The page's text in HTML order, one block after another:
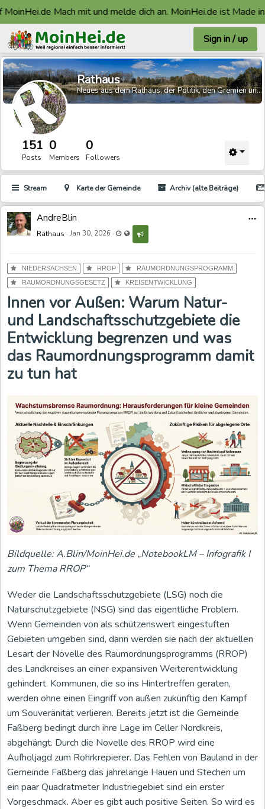
Mach mit und melde dich an. MoinHei.de ist Made in
Sign in / up
Rathaus
Neues aus dem Rathaus, der Politik, den Gremien und der Region
151
Posts
0
Members
0
Followers
Stream Karte der Gemeinde Archiv (alte Beiträge)
AndreBlin
Rathaus · Jan 30, 2026 · Last updated Jan 31, 2026 - 6:47 AM
Visible also to unregistered users
NIEDERSACHSEN RROP
RAUMORDNUNGSPROGRAMM
RAUMORDNUNGSGESETZ
KREISENTWICKLUNG
Innen vor Außen: Warum Natur-
und Landschaftsschutzgebiete die
Entwicklung begrenzen und was
das Raumordnungsprogramm damit
zu tun hat
Bildquelle: A.Blin/MoinHei.de „NotebookLM – Infografik I
zum Thema RROP“
Weder die Landschaftsschutzgebiete (LSG) noch die
Naturschutzgebiete (NSG) sind das eigentliche Problem.
Wenn Gemeinden von als schützenswert eingestuften
Gebieten umgeben sind, dann werden sie nach der aktuellen
Lesart der Novelle des Raumordnungsprogramms (RROP)
des Landkreises an einer expansiven Weiterentwicklung
gehindert. Kommunen, die so ins Hintertreffen geraten,
werden ohne einen Eingriff von außen zukünftig den Kampf
um Souveränität verlieren. Bereits jetzt ist die Gemeinde
Faßberg bedingt durch ihre Lage im Celler Nordkreis,
abgehängt. Durch die Novelle des RROP wird eine
Aufholjagd zum Rohrkrepierer. Das Fehlen von Bauland in der
Gemeinde Faßberg das jahrelange Hauen und Stechen um
ein paar Quadratmeter Industriegebiet sind ein erster
Vorgeschmack. Aber es gibt auch positive Seiten. So wird es